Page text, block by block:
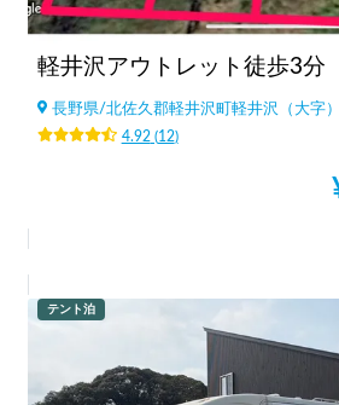
長野県/北佐久郡軽井沢町軽井沢（大字）
4.92(12)
テント泊